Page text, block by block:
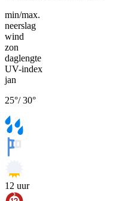
min/max.
neerslag
wind
zon
daglengte
UV-index
jan
25°/30°
12 uur